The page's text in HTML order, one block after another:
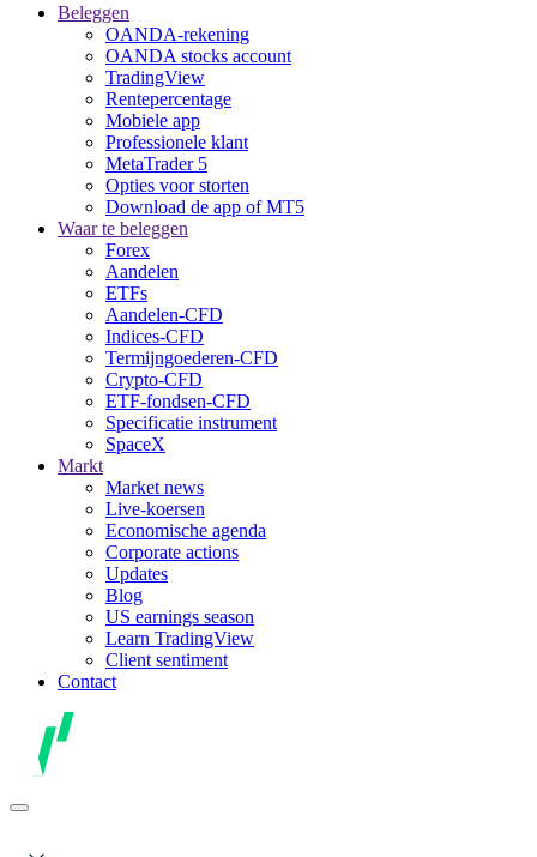
Beleggen
OANDA-rekening
OANDA stocks account
TradingView
Rentepercentage
Mobiele app
Professionele klant
MetaTrader 5
Opties voor storten
Download de app of MT5
Waar te beleggen
Forex
Aandelen
ETFs
Aandelen-CFD
Indices-CFD
Termijngoederen-CFD
Crypto-CFD
ETF-fondsen-CFD
Specificatie instrument
SpaceX
Markt
Market news
Live-koersen
Economische agenda
Corporate actions
Updates
Blog
US earnings season
Learn TradingView
Client sentiment
Contact